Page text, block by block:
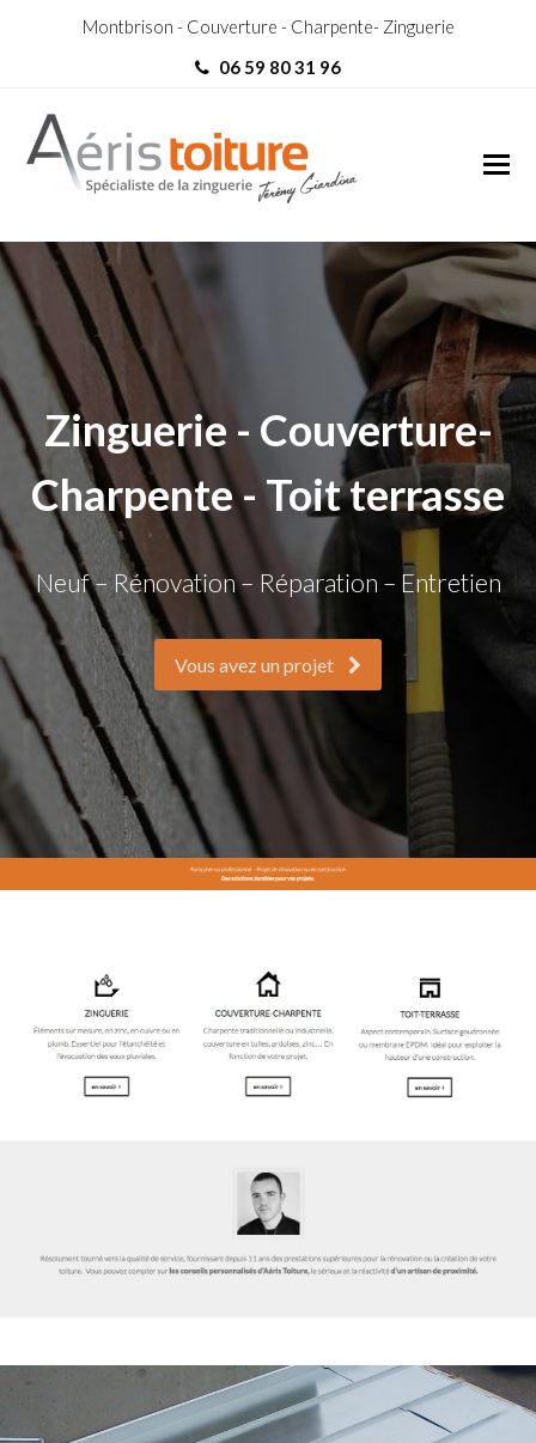
Montbrison - Couverture - Charpente- Zinguerie
06 59 80 31 96
Zingueur Fourneaux
Zinguerie - Couverture-
Charpente - Toit terrasse
Neuf – Rénovation – Réparation – Entretien
Vous avez un projet